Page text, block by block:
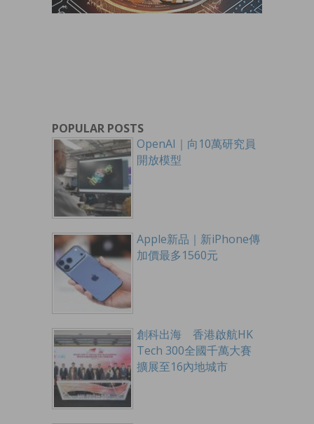
POPULAR POSTS
OpenAI｜向10萬研究員
開放模型
Apple新品｜新iPhone傳
加價最多1560元
創科出海 香港啟航HK
Tech 300全國千萬大賽
擴展至16內地城市